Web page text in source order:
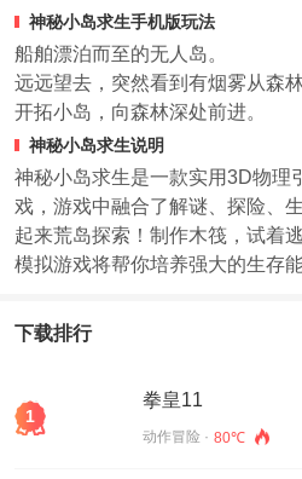
神秘小岛求生手机版玩法
船舶漂泊而至的无人岛。
远远望去，突然看到有烟雾从森林
开拓小岛，向森林深处前进。
神秘小岛求生说明
神秘小岛求生是一款实用3D物理
戏，游戏中融合了解谜、探险、
起来荒岛探索！制作木筏，试着
模拟游戏将帮你培养强大的生存
下载排行
1
拳皇11
动作冒险 · 80℃